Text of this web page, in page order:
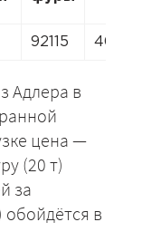
92115 40940
Адлера в
цена —
(20 т)
за
обойдётся в